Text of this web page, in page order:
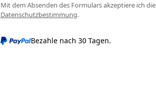
Mit dem Absenden des Formulars akzeptiere ich die
Datenschutzbestimmung.
Bezahle nach 30 Tagen.